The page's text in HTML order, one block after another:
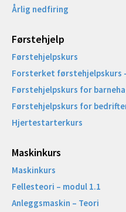
Årlig nedfiring
Førstehjelp
Førstehjelpskurs
Forsterket førstehjelpskurs
Førstehjelpskurs for
Førstehjelpskurs for
Hjertestarterkurs
Maskinkurs
Maskinkurs
Fellesteori – modul 1.1
Anleggsmaskin – Teori